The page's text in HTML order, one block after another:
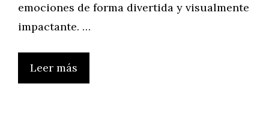
emociones de forma divertida y visualmente
impactante. …
Leer más